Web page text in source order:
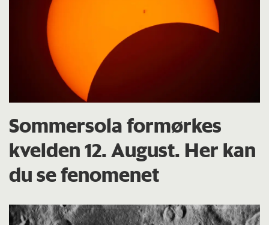
Sommersola formørkes
kvelden 12. August. Her kan
du se fenomenet